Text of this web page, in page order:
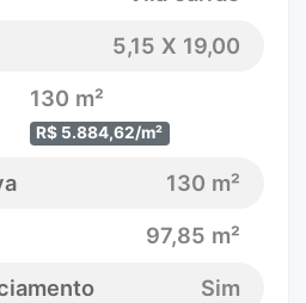
5,15 X 19,00
130 m²
R$ 5.884,62/m²
130 m²
97,85 m²
Sim